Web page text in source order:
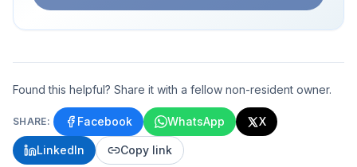
Found this helpful? Share it with a fellow non-resident owner.
SHARE: Facebook WhatsApp X
LinkedIn Copy link